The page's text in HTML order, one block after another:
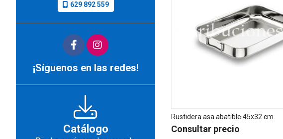
Rustidera asa abatible 45x32 cm.
Consultar precio
629 892 559
¡Síguenos en las redes!
Catálogo